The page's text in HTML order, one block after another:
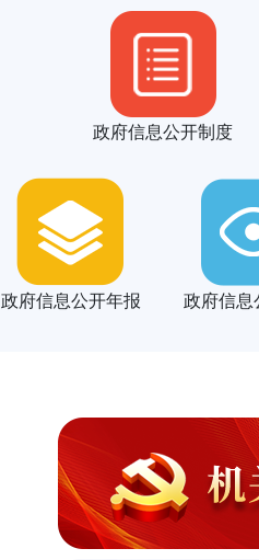
政府信息公开制度
政府信息公开年报 政府信息